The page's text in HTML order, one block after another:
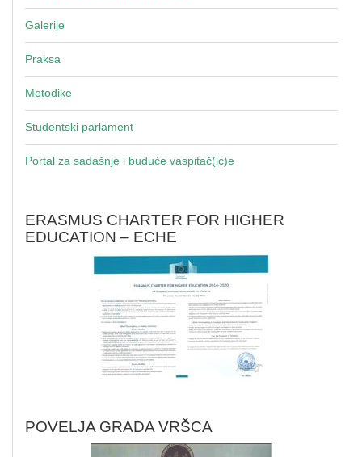
Galerije
Praksa
Metodike
Studentski parlament
Portal za sadašnje i buduće vaspitač(ic)e
ERASMUS CHARTER FOR HIGHER
EDUCATION – ECHE
POVELJA GRADA VRŠCA